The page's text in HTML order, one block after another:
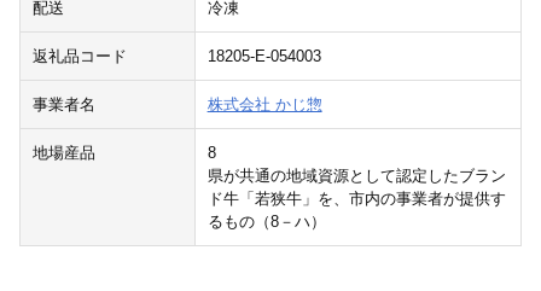
配送 冷凍
返礼品コード 18205-E-054003
事業者名 株式会社 かじ惣
地場産品
8
県が共通の地域資源として認定したブラン
ド牛「若狭牛」を、市内の事業者が提供す
るもの（8－ハ）